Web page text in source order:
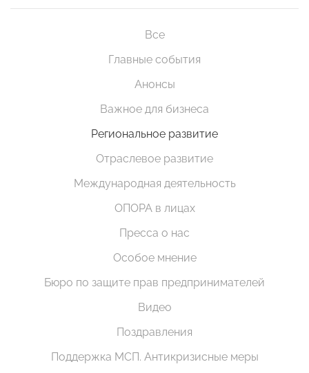
Все
Главные события
Анонсы
Важное для бизнеса
Региональное развитие
Отраслевое развитие
Международная деятельность
ОПОРА в лицах
Пресса о нас
Особое мнение
Бюро по защите прав предпринимателей
Видео
Поздравления
Поддержка МСП. Антикризисные меры